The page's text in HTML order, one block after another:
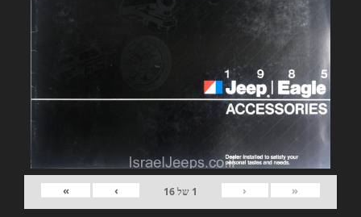
«
‹
1 של16
›
»